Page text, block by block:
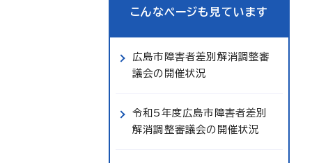
こんなページも見ています
広島市障害者差別解消調整審
議会の開催状況
令和5年度広島市障害者差別
解消調整審議会の開催状況